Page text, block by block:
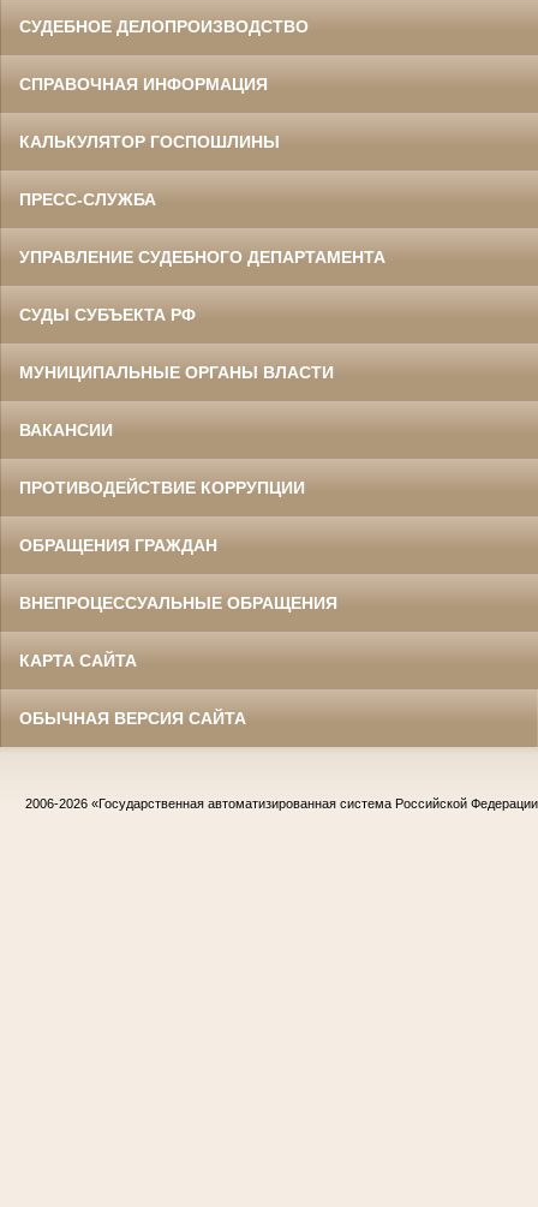
СУДЕБНОЕ ДЕЛОПРОИЗВОДСТВО
СПРАВОЧНАЯ ИНФОРМАЦИЯ
КАЛЬКУЛЯТОР ГОСПОШЛИНЫ
ПРЕСС-СЛУЖБА
УПРАВЛЕНИЕ СУДЕБНОГО ДЕПАРТАМЕНТА
СУДЫ СУБЪЕКТА РФ
МУНИЦИПАЛЬНЫЕ ОРГАНЫ ВЛАСТИ
ВАКАНСИИ
ПРОТИВОДЕЙСТВИЕ КОРРУПЦИИ
ОБРАЩЕНИЯ ГРАЖДАН
ВНЕПРОЦЕССУАЛЬНЫЕ ОБРАЩЕНИЯ
КАРТА САЙТА
ОБЫЧНАЯ ВЕРСИЯ САЙТА
2006-2026 «Государственная автоматизированная система Российской